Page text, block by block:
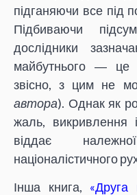
підганяючи все під
Підбиваючи
дослідники
майбутнього ― це
звісно, з цим не
автора). Однак як
жаль, викривлення
віддає
націоналістичного
Інша книга, «Друга